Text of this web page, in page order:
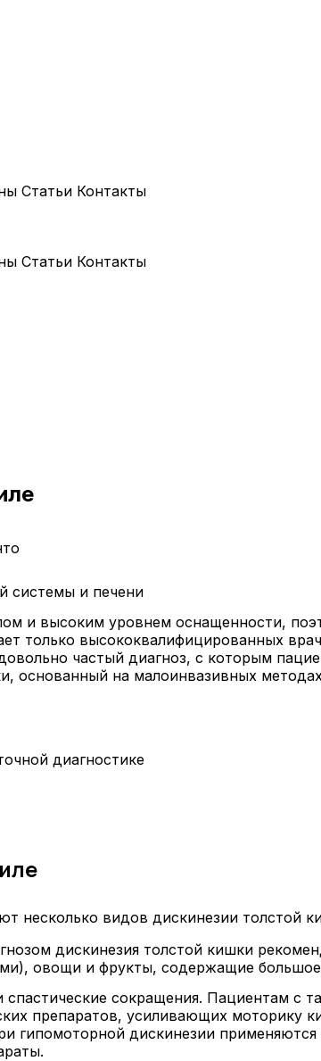
Статьи Контакты
Статьи Контакты
системы и печени
и высоким уровнем оснащенности,
только высококвалифицированных
частый диагноз, с которым
основанный на малоинвазивных
диагностике
несколько видов дискинезии толстой
дискинезия толстой кишки
овощи и фрукты, содержащие большое
сокращения. Пациентам с
препаратов, усиливающих моторику
гипомоторной дискинезии